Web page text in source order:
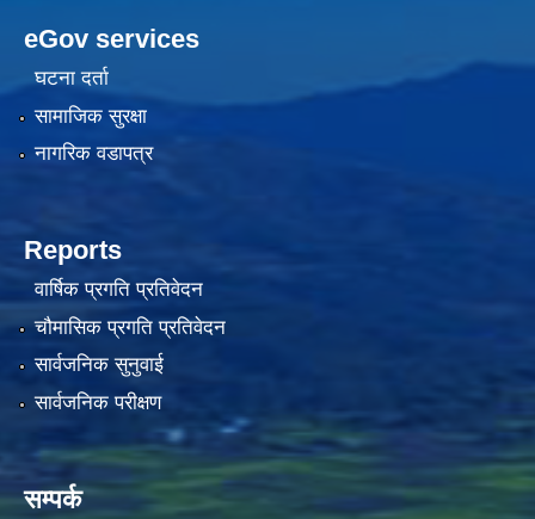
eGov services
घटना दर्ता
सामाजिक सुरक्षा
नागरिक वडापत्र
Reports
वार्षिक प्रगति प्रतिवेदन
चौमासिक प्रगति प्रतिवेदन
सार्वजनिक सुनुवाई
सार्वजनिक परीक्षण
सम्पर्क